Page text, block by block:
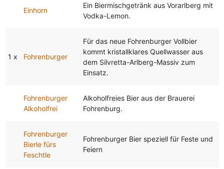
Einhorn
Ein Biermischgetränk aus Vorarlberg mit
Vodka-Lemon.
1 x Fohrenburger
Für das neue Fohrenburger Vollbier
kommt kristallklares Quellwasser aus
dem Silvretta-Arlberg-Massiv zum
Einsatz.
Fohrenburger
Alkoholfrei
Alkoholfreies Bier aus der Brauerei
Fohrenburg.
Fohrenburger
Bierle fürs
Feschtle
Fohrenburger Bier speziell für Feste und
Feiern